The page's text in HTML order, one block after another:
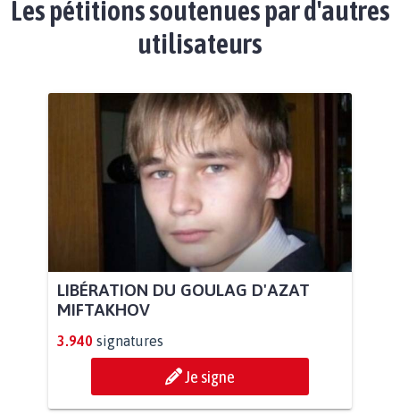
Les pétitions soutenues par d'autres
utilisateurs
LIBÉRATION DU GOULAG D'AZAT
MIFTAKHOV
3.940 signatures
Je signe